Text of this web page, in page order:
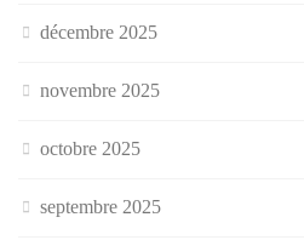
décembre 2025
novembre 2025
octobre 2025
septembre 2025